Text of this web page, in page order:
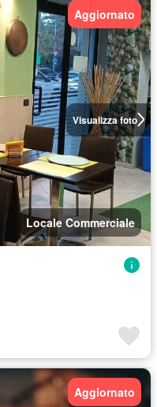
Visualizza foto
Aggiornato
Locale Commerciale
Aggiornato